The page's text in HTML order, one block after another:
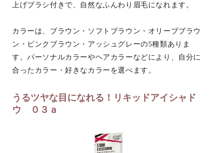
上げブラシ付きで、自然なふんわり眉毛になれます。
カラーは、ブラウン・ソフトブラウン・オリーブブラウ
ン・ピンクブラウン・アッシュグレーの5種類ありま
す。パーソナルカラーやヘアカラーなどにより、自分に
合ったカラー・好きなカラーを選べます。
うるツヤな目になれる！リキッドアイシャド
ウ ０３ａ